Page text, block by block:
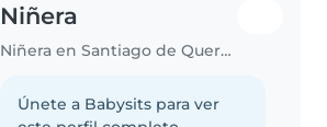
Niñera
Niñera en Santiago de Querétaro
Únete a Babysits para ver